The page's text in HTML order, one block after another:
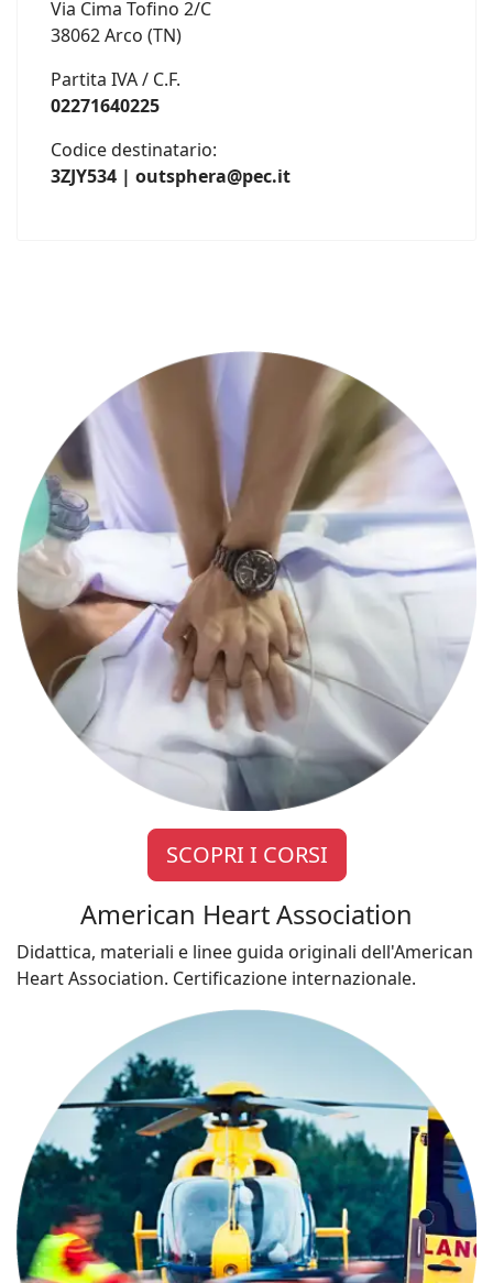
Via Cima Tofino 2/C
38062 Arco (TN)
Partita IVA / C.F.
02271640225
Codice destinatario:
3ZJY534 | outsphera@pec.it
SCOPRI I CORSI
American Heart Association
Didattica, materiali e linee guida originali dell'American
Heart Association. Certificazione internazionale.